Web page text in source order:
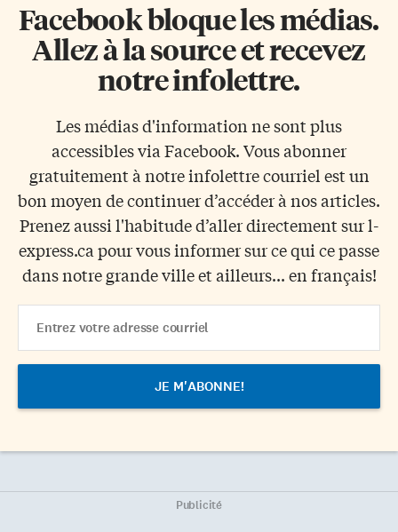
Facebook bloque les médias.
Allez à la source et recevez
notre infolettre.
Les médias d'information ne sont plus
accessibles via Facebook. Vous abonner
gratuitement à notre infolettre courriel est un
bon moyen de continuer d’accéder à nos articles.
Prenez aussi l'habitude d’aller directement sur l-
express.ca pour vous informer sur ce qui ce passe
dans notre grande ville et ailleurs... en français!
Address
Publicité